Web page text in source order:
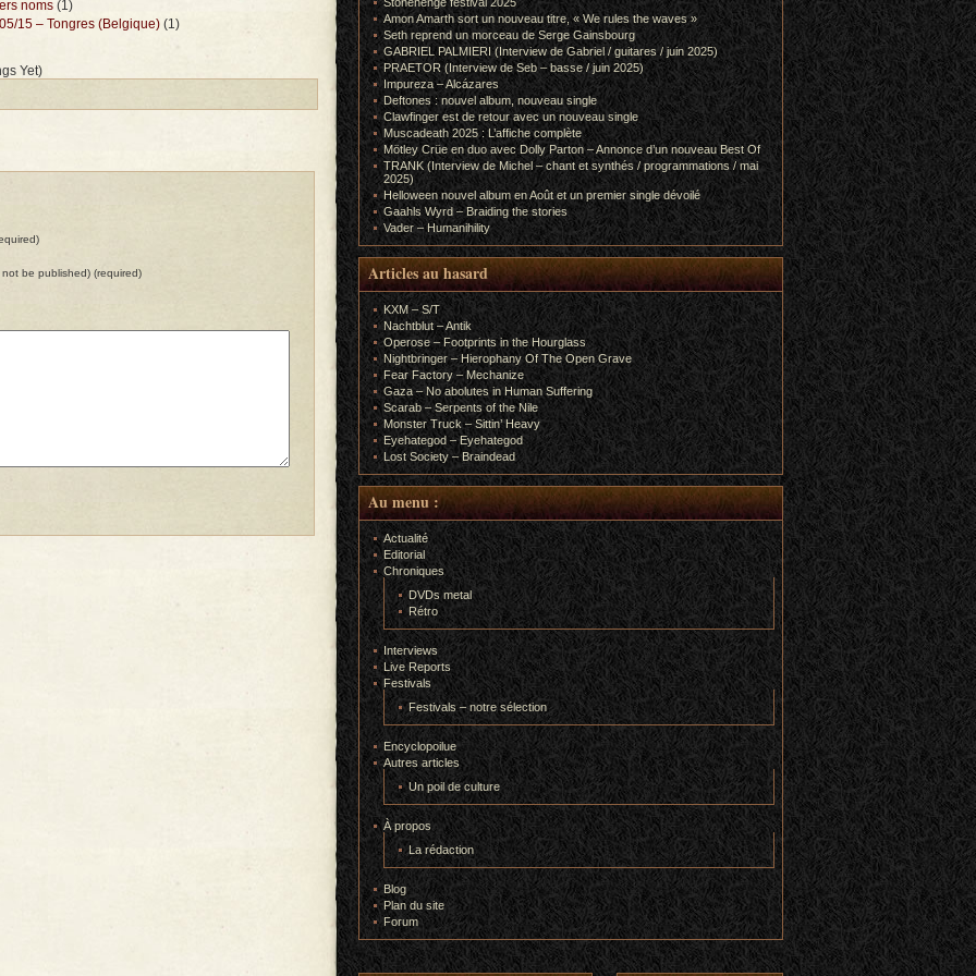
noms (1)
15 – Tongres (Belgique) (1)
Yet)
not be published) (required)
Amon Amarth sort un nouveau titre, « We rules the waves »
Seth reprend un morceau de Serge Gainsbourg
GABRIEL PALMIERI (Interview de Gabriel / guitares / juin 2025)
PRAETOR (Interview de Seb – basse / juin 2025)
Impureza – Alcázares
Deftones : nouvel album, nouveau single
Clawfinger est de retour avec un nouveau single
Muscadeath 2025 : L’affiche complète
Mötley Crüe en duo avec Dolly Parton – Annonce d’un nouveau Best Of
TRANK (Interview de Michel – chant et synthés / programmations / mai
2025)
Helloween nouvel album en Août et un premier single dévoilé
Gaahls Wyrd – Braiding the stories
Vader – Humanihility
Articles au hasard
KXM – S/T
Nachtblut – Antik
Operose – Footprints in the Hourglass
Nightbringer – Hierophany Of The Open Grave
Fear Factory – Mechanize
Gaza – No abolutes in Human Suffering
Scarab – Serpents of the Nile
Monster Truck – Sittin’ Heavy
Eyehategod – Eyehategod
Lost Society – Braindead
Au menu :
Actualité
Editorial
Chroniques
DVDs metal
Rétro
Interviews
Live Reports
Festivals
Festivals – notre sélection
Encyclopoilue
Autres articles
Un poil de culture
À propos
La rédaction
Blog
Plan du site
Forum